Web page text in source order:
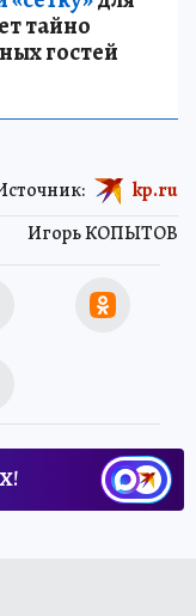
тайно
гостей
Игорь КОПЫТОВ
kp.ru